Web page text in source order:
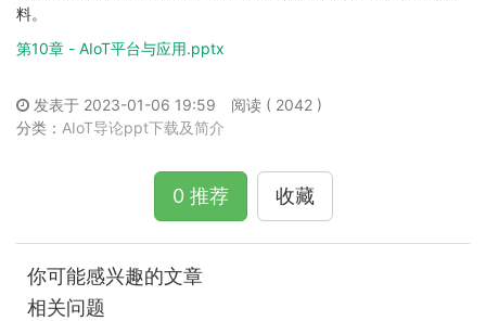
料。
第10章 - AIoT平台与应用.pptx
发表于 2023-01-06 19:59
阅读 ( 2042 )
分类： AIoT导论ppt下载及简介
0 推荐 收藏
你可能感兴趣的文章
相关问题